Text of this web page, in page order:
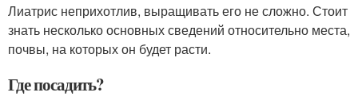
Лиатрис неприхотлив, выращивать его не сложно. Стоит
знать несколько основных сведений относительно места,
почвы, на которых он будет расти.
Где посадить?